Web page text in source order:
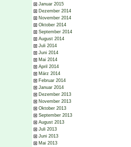
Januar 2015
Dezember 2014
November 2014
Oktober 2014
September 2014
August 2014
Juli 2014
Juni 2014
Mai 2014
April 2014
März 2014
Februar 2014
Januar 2014
Dezember 2013
November 2013
Oktober 2013
September 2013
August 2013
Juli 2013
Juni 2013
Mai 2013